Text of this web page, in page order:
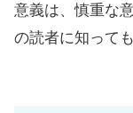
意義は、慎重な
の読者に知って